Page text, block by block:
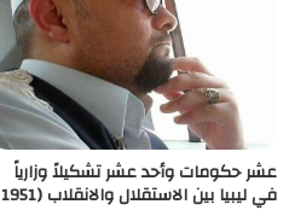
عشر حكومات وأحد عشر تشكيلاً وزارياً
في ليبيا بين الاستقلال والانقلاب (1951